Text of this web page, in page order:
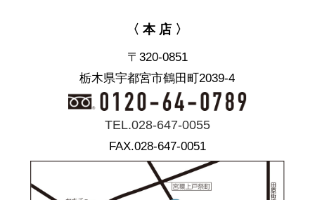
〈 本 店 〉
〒320-0851
栃木県宇都宮市鶴田町2039-4
TEL.028-647-0055
FAX.028-647-0051